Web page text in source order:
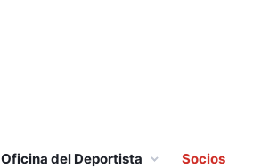
Oficina del Deportista Socios